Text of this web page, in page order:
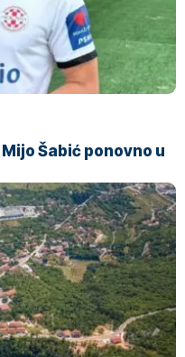
Šabić ponovno u